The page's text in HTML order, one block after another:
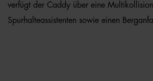
verfügt der Caddy über eine
Spurhalteassistenten sowie einen